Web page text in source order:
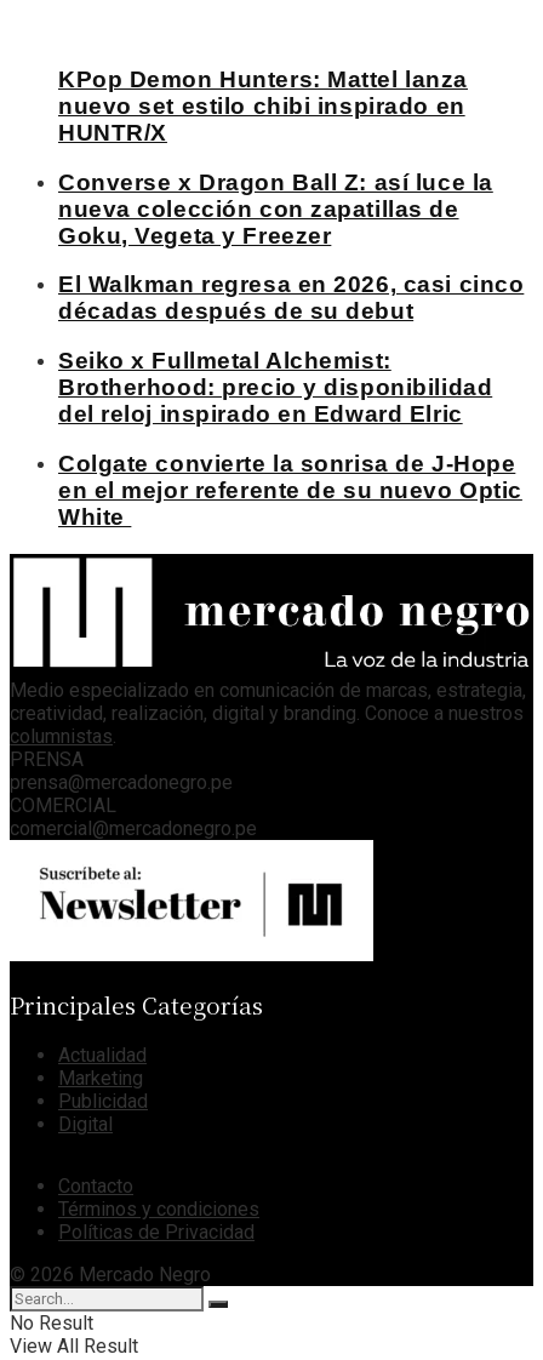
KPop Demon Hunters: Mattel lanza
nuevo set estilo chibi inspirado en
HUNTR/X
Converse x Dragon Ball Z: así luce la
nueva colección con zapatillas de
Goku, Vegeta y Freezer
El Walkman regresa en 2026, casi cinco
décadas después de su debut
Seiko x Fullmetal Alchemist:
Brotherhood: precio y disponibilidad
del reloj inspirado en Edward Elric
Colgate convierte la sonrisa de J-Hope
en el mejor referente de su nuevo Optic
White
Medio especializado en comunicación de marcas, estrategia,
creatividad, realización, digital y branding. Conoce a nuestros
columnistas
PRENSA
prensa@mercadonegro.pe
COMERCIAL
comercial@mercadonegro.pe
Principales Categorías
Actualidad
Marketing
Publicidad
Digital
Contacto
Términos y condiciones
Políticas de Privacidad
© 2026 Mercado Negro
No Result
View All Result